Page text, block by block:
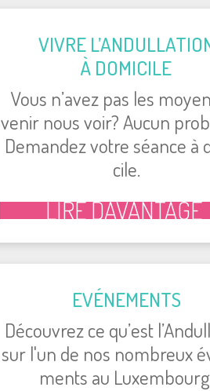
VIVRE
À DOMI­CILE
Vous n’avez pas les
venir nous voir? Aucun
Deman­dez votre séance
cile.
LIRE DAVAN­TAGE
EVÉ­NE­MENTS
Décou­vrez ce qu’est
sur l'un de nos nom­breux
ments au